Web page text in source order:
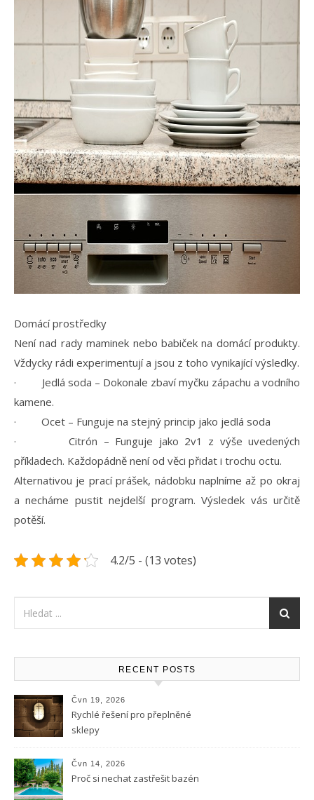
Domácí prostředky
Není nad rady maminek nebo babiček na domácí produkty.
Vždycky rádi experimentují a jsou z toho vynikající výsledky.
· Jedlá soda – Dokonale zbaví myčku zápachu a vodního
kamene.
· Ocet – Funguje na stejný princip jako jedlá soda
· Citrón – Funguje jako 2v1 z výše uvedených
příkladech. Každopádně není od věci přidat i trochu octu.
Alternativou je prací prášek, nádobku naplníme až po okraj
a necháme pustit nejdelší program. Výsledek vás určitě
potěší.
4.2/5 - (13 votes)
RECENT POSTS
Čvn 19, 2026
Rychlé řešení pro přeplněné
sklepy
Čvn 14, 2026
Proč si nechat zastřešit bazén